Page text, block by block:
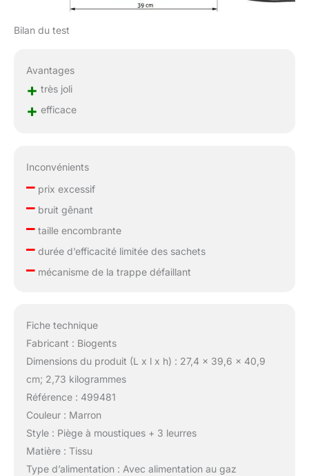
Bilan du test
Avantages
+ très joli
+ efficace
Inconvénients
–prix excessif
–bruit gênant
–taille encombrante
–durée d’efficacité limitée des sachets
–mécanisme de la trappe défaillant
Fiche technique
Fabricant : Biogents
Dimensions du produit (L x l x h) : 27,4 x 39,6 x 40,9
cm; 2,73 kilogrammes
Référence : 499481
Couleur : Marron
Style : Piège à moustiques + 3 leurres
Matière : Tissu
Type d’alimentation : Avec alimentation au gaz